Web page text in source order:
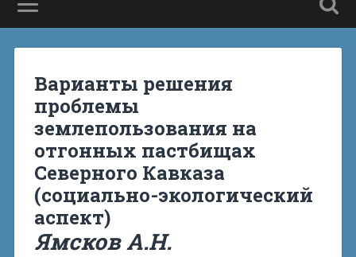
Варианты решения
проблемы
землепользования на
отгонных пастбищах
Северного Кавказа
(социально-экологический
аспект)
Ямсков А.Н.